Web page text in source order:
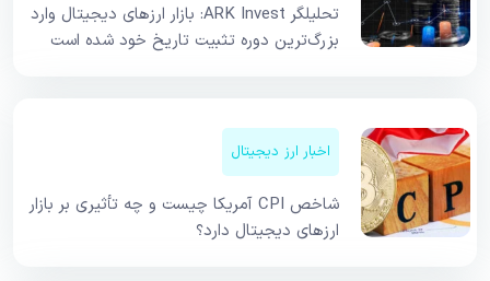
تحلیلگر ARK Invest: بازار ارزهای دیجیتال وارد
بزرگ‌ترین دوره تثبیت تاریخ خود شده است
اخبار ارز دیجیتال
شاخص CPI آمریکا چیست و چه تأثیری بر بازار
ارزهای دیجیتال دارد؟